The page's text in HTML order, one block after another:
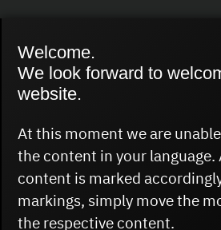
am 16.
16.02.2025
Welcome.
We look forward to
website.
At this moment we are
the content in your
content is marked
markings, simply move the
the respective content.